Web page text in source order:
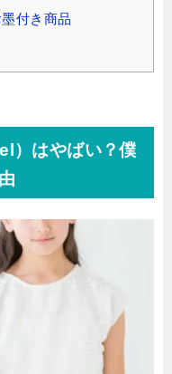
付き商品
）はやばい？僕